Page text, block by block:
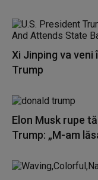
Xi Jinping va veni
Trump
Elon Musk rupe
Trump: „M-am